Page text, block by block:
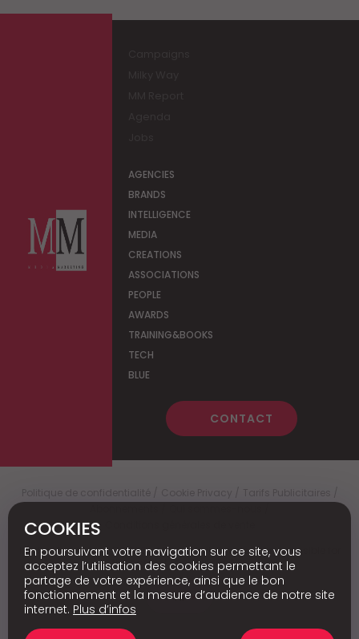
AGENCIES
BRANDS
INTELLIGENCE
MEDIA
CREATIONS
ASSOCIATIONS
PEOPLE
AWARDS
TRAINING&BOOKS
TECH
BLUE
CONTACT
Politique de confidentialité Cookie Privacy
Tarifs Publicitaires
Media Marketingc © 2026 - Media Marketing is not responsible for
the content of external sites.
Nl
COOKIES
En poursuivant votre navigation sur ce site, vous
acceptez l’utilisation des cookies permettant le
partage de votre expérience, ainsi que le bon
fonctionnement et la mesure d’audience de notre site
internet. Plus d’infos